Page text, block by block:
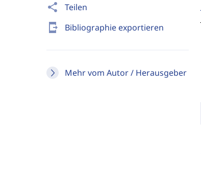
share Teilen
send_to_mobile Bibliographie exportieren
Mehr vom Autor / Herausgeber